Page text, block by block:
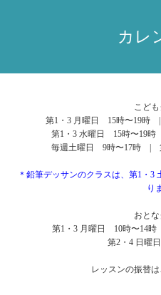
カレ
こど
第1・3 月曜日 15時〜19時
第1・3 水曜日 15時〜19
毎週土曜日 9時〜17時 |
＊鉛筆デッサンのクラスは、第1・
り
おと
第1・3 月曜日 10時〜14
第2・4 日曜
レッスンの振替